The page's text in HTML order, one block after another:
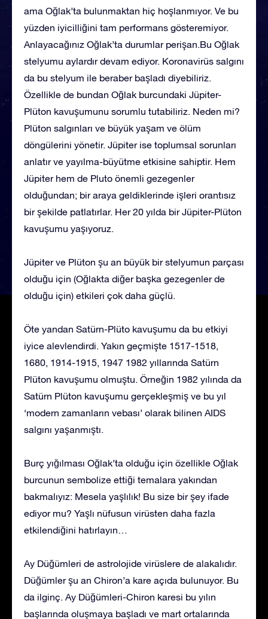
ama Oğlak’ta bulunmaktan hiç hoşlanmıyor. Ve bu
yüzden iyicilliğini tam performans gösteremiyor.
Anlayacağınız Oğlak’ta durumlar perişan.Bu Oğlak
stelyumu aylardır devam ediyor. Koronavirüs salgını
da bu stelyum ile beraber başladı diyebiliriz.
Özellikle de bundan Oğlak burcundaki Jüpiter-
Plüton kavuşumunu sorumlu tutabiliriz. Neden mi?
Plüton salgınları ve büyük yaşam ve ölüm
döngülerini yönetir. Jüpiter ise toplumsal sorunları
anlatır ve yayılma-büyütme etkisine sahiptir. Hem
Jüpiter hem de Pluto önemli gezegenler
olduğundan; bir araya geldiklerinde işleri orantısız
bir şekilde patlatırlar. Her 20 yılda bir Jüpiter-Plüton
kavuşumu yaşıyoruz.
Jüpiter ve Plüton şu an büyük bir stelyumun parçası
olduğu için (Oğlakta diğer başka gezegenler de
olduğu için) etkileri çok daha güçlü.
Öte yandan Satürn-Plüto kavuşumu da bu etkiyi
iyice alevlendirdi. Yakın geçmişte 1517-1518,
1680, 1914-1915, 1947 1982 yıllarında Satürn
Plüton kavuşumu olmuştu. Örneğin 1982 yılında da
Satürn Plüton kavuşumu gerçekleşmiş ve bu yıl
‘modern zamanların vebası’ olarak bilinen AIDS
salgını yaşanmıştı.
Burç yığılması Oğlak’ta olduğu için özellikle Oğlak
burcunun sembolize ettiği temalara yakından
bakmalıyız: Mesela yaşlılık! Bu size bir şey ifade
ediyor mu? Yaşlı nüfusun virüsten daha fazla
etkilendiğini hatırlayın…
Ay Düğümleri de astrolojide virüslere de alakalıdır.
Düğümler şu an Chiron’a kare açıda bulunuyor. Bu
da ilginç. Ay Düğümleri-Chiron karesi bu yılın
başlarında oluşmaya başladı ve mart ortalarında